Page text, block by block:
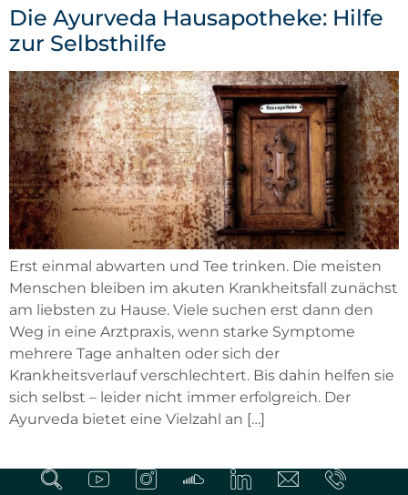
Die Ayurveda Hausapotheke: Hilfe
zur Selbsthilfe
Erst einmal abwarten und Tee trinken. Die meisten
Menschen bleiben im akuten Krankheitsfall zunächst
am liebsten zu Hause. Viele suchen erst dann den
Weg in eine Arztpraxis, wenn starke Symptome
mehrere Tage anhalten oder sich der
Krankheitsverlauf verschlechtert. Bis dahin helfen sie
sich selbst – leider nicht immer erfolgreich. Der
Ayurveda bietet eine Vielzahl an […]